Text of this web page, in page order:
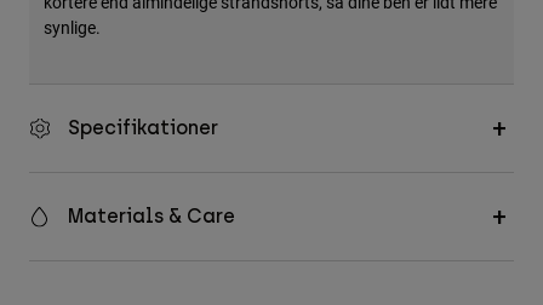
synlige.
Specifikationer
Materials & Care